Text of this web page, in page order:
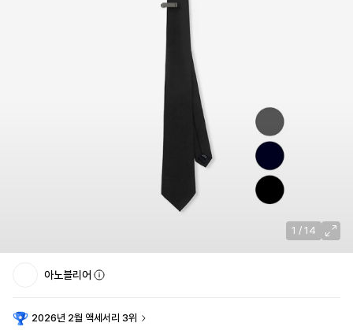
1 / 14
아노블리어
2026년 2월 액세서리 3위